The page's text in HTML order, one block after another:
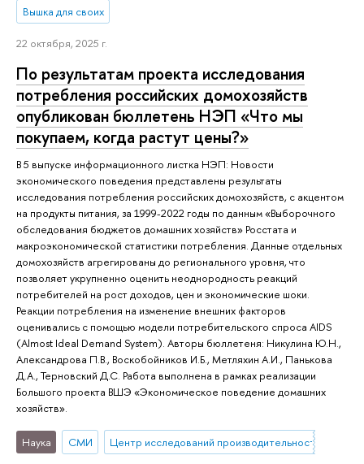
Вышка для своих
22 октября, 2025 г.
По результатам проекта исследования
потребления российских домохозяйств
опубликован бюллетень НЭП «Что мы
покупаем, когда растут цены?»
В 5 выпуске информационного листка НЭП: Новости
экономического поведения представлены результаты
исследования потребления российских домохозяйств, с акцентом
на продукты питания, за 1999-2022 годы по данным «Выборочного
обследования бюджетов домашних хозяйств» Росстата и
макроэкономической статистики потребления. Данные отдельных
домохозяйств агрегированы до регионального уровня, что
позволяет укрупненно оценить неоднородность реакций
потребителей на рост доходов, цен и экономические шоки.
Реакции потребления на изменение внешних факторов
оценивались с помощью модели потребительского спроса AIDS
(Almost Ideal Demand System). Авторы бюллетеня: Никулина Ю.Н.,
Александрова П.В., Воскобойников И.Б., Метляхин А.И., Панькова
Д.А., Терновский Д.С. Работа выполнена в рамках реализации
Большого проекта ВШЭ «Экономическое поведение домашних
хозяйств».
Наука СМИ Центр исследований производительности